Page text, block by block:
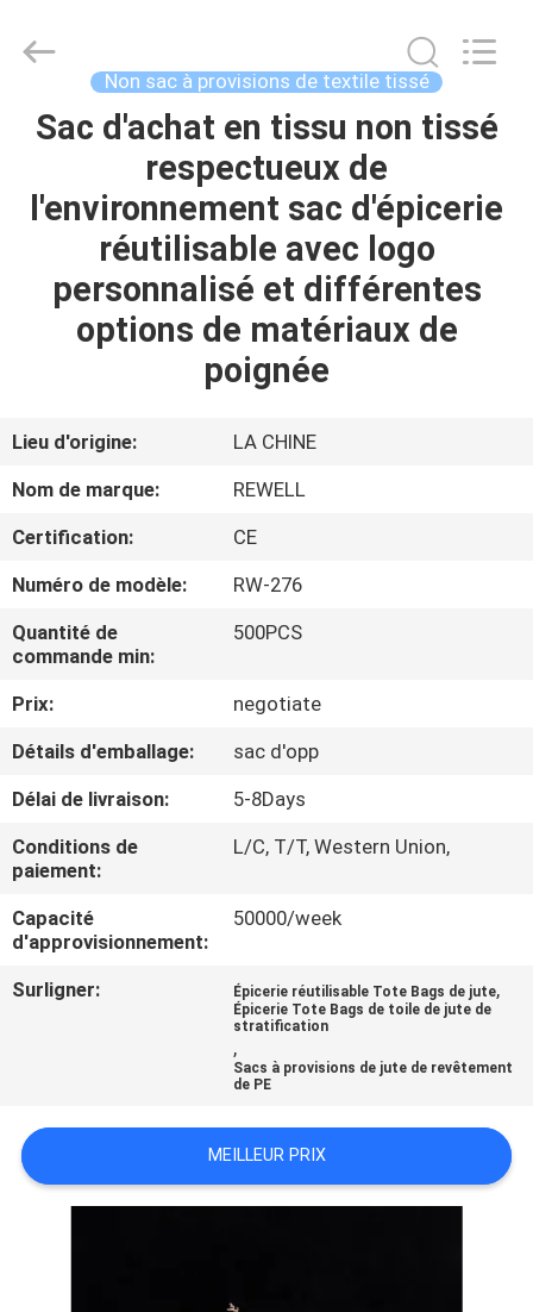
MAISON
PRODUITS
SUJET
VISITE
CONTRÔLE
DE
QUALITÉ
PLAN
DU
SITE
PRIVACY
POLICY
Industrial
Group
Reserved.
Developed
Non sac à provisions de textile tissé
Sac d'achat en tissu non tissé
respectueux de
l'environnement sac d'épicerie
réutilisable avec logo
personnalisé et différentes
options de matériaux de
poignée
Lieu d'origine:
LA CHINE
Nom de marque:
REWELL
Certification:
CE
Numéro de modèle:
RW-276
Quantité de
commande min:
500PCS
Prix:
negotiate
Détails d'emballage:
sac d'opp
Délai de livraison:
5-8Days
Conditions de
paiement:
L/C, T/T, Western Union,
Capacité
d'approvisionnement:
50000/week
Surligner: Épicerie réutilisable Tote Bags de jute,
Épicerie Tote Bags de toile de jute de
stratification
,
Sacs à provisions de jute de revêtement
de PE
MEILLEUR PRIX